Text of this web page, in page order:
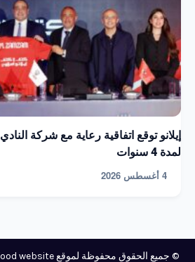
إيلانو توقع اتفاقية رعاية مع شركة
لمدة 4 سنوات
4 أغسطس 2026